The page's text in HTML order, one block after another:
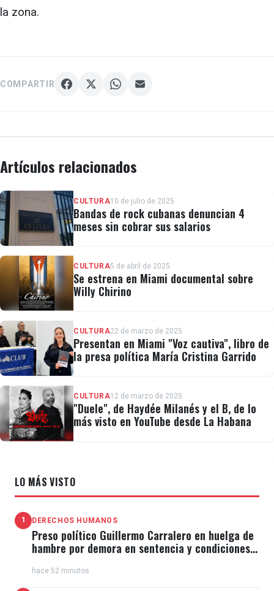
la zona.
COMPARTIR
Artículos relacionados
CULTURA10 de julio de 2025
Bandas de rock cubanas denuncian 4
meses sin cobrar sus salarios
CULTURA5 de abril de 2025
Se estrena en Miami documental sobre
Willy Chirino
CULTURA22 de marzo de 2025
Presentan en Miami "Voz cautiva", libro de
la presa política María Cristina Garrido
CULTURA12 de marzo de 2025
"Duele", de Haydée Milanés y el B, de lo
más visto en YouTube desde La Habana
LO MÁS VISTO
1 DERECHOS HUMANOS
Preso político Guillermo Carralero en huelga de
hambre por demora en sentencia y condiciones
hace 52 minutos